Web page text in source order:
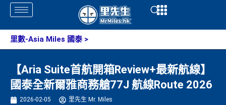
Skip
content
Open
里數-Asia Miles 國泰>
【Aria Suite首航開箱Review+最新航線】
國泰全新爾雅商務艙77J 航線Route 2026
2026-02-05 里先生 Mr. Miles